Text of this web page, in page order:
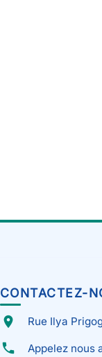
CONTACTEZ-
place Rue Ilya
phone Appelez nous